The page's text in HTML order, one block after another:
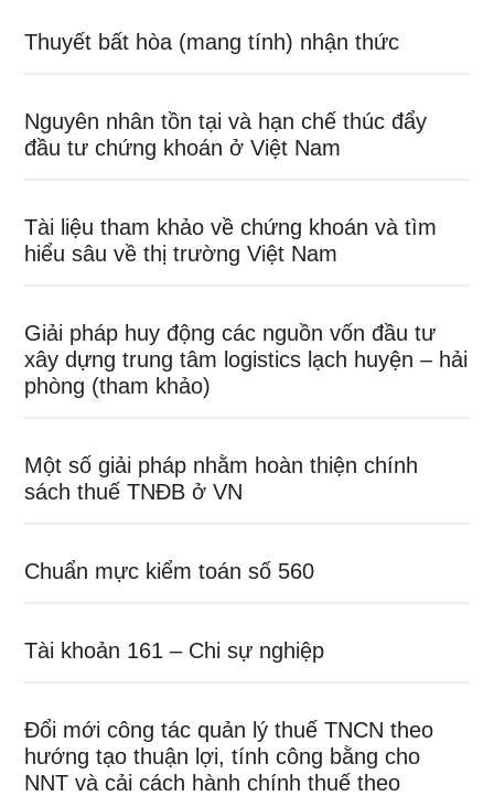
Thuyết bất hòa (mang tính) nhận thức
Nguyên nhân tồn tại và hạn chế thúc đẩy
đầu tư chứng khoán ở Việt Nam
Tài liệu tham khảo về chứng khoán và tìm
hiểu sâu về thị trường Việt Nam
Giải pháp huy động các nguồn vốn đầu tư
xây dựng trung tâm logistics lạch huyện – hải
phòng (tham khảo)
Một số giải pháp nhằm hoàn thiện chính
sách thuế TNĐB ở VN
Chuẩn mực kiểm toán số 560
Tài khoản 161 – Chi sự nghiệp
Đổi mới công tác quản lý thuế TNCN theo
hướng tạo thuận lợi, tính công bằng cho
NNT và cải cách hành chính thuế theo